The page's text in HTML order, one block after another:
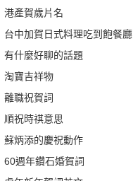
港產賀歲片名
台中加賀日式料理吃到飽餐廳
有什麼好聊的話題
淘寶吉祥物
離職祝賀詞
順祝時祺意思
蘇炳添的慶祝動作
60週年鑽石婚賀詞